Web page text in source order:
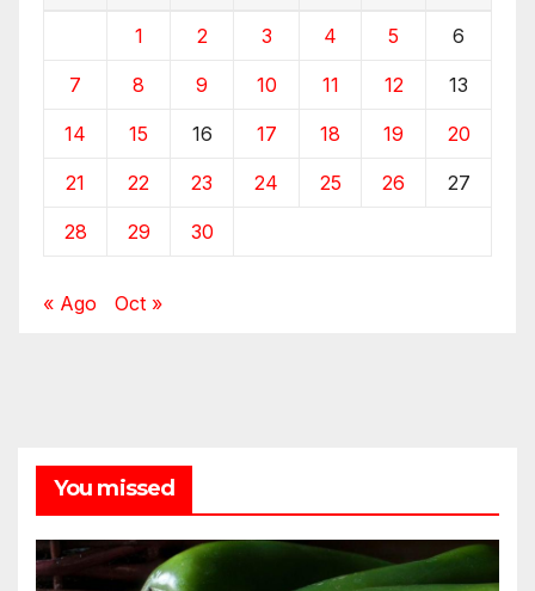
1 2 3 4 5 6
7 8 9 10 11 12 13
14 15 16 17 18 19 20
21 22 23 24 25 26 27
28 29 30
« Ago Oct »
You missed